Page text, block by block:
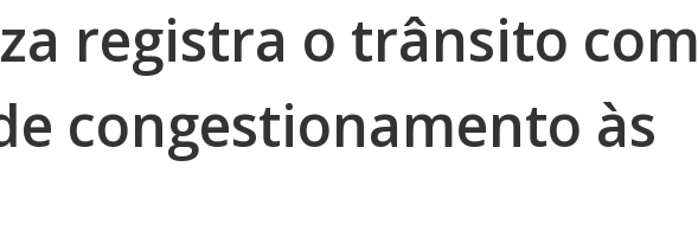
registra o trânsito com
congestionamento às